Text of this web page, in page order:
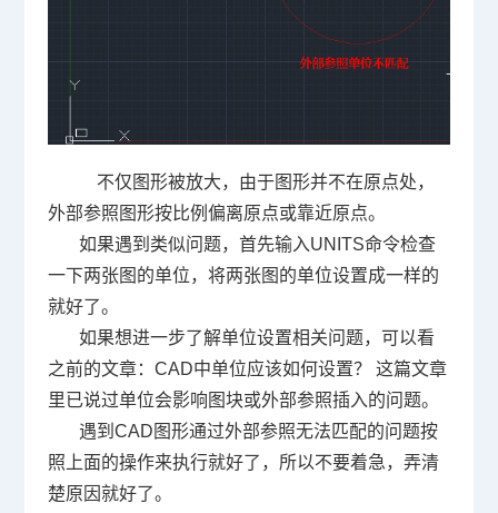
不仅图形被放大，由于图形并不在原点处，
外部参照图形按比例偏离原点或靠近原点。
如果遇到类似问题，首先输入UNITS命令检查
一下两张图的单位，将两张图的单位设置成一样的
就好了。
如果想进一步了解单位设置相关问题，可以看
之前的文章： CAD中单位应该如何设置？
这篇文章
里已说过单位会影响图块或外部参照插入的问题。
遇到 CAD 图形通过外部参照无法匹配的问题按
照上面的操作来执行就好了，所以不要着急，弄清
楚原因就好了。